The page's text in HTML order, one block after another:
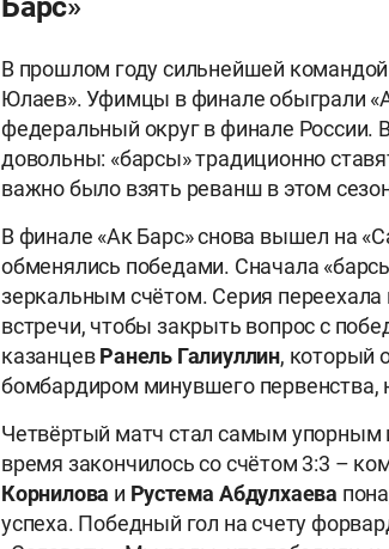
В прошлом году сильнейшей
Юлаев». Уфимцы в финале обыграли
федеральный округ в финале России.
довольны: «барсы» традиционно
важно было взять реванш в этом
В финале «Ак Барс» снова вышел на
обменялись победами. Сначала
зеркальным счётом. Серия переехала
встречи, чтобы закрыть вопрос с
казанцевРанель Галиуллин, который
бомбардиром минувшего первенства,
Четвёртый матч стал самым
время закончилось со счётом 3:3 –
Корнилова и Рустема Абдулхаева
успеха. Победный гол на счету